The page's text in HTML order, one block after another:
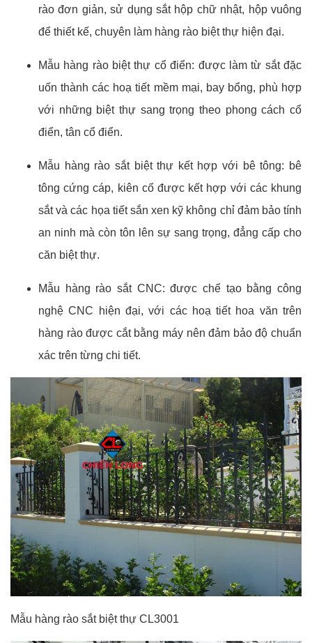
rào đơn giản, sử dụng sắt hộp chữ nhật, hộp vuông
để thiết kế, chuyên làm hàng rào biệt thự hiện đại.
Mẫu hàng rào biệt thự cổ điển: được làm từ sắt đặc
uốn thành các hoạ tiết mềm mại, bay bổng, phù hợp
với những biệt thự sang trọng theo phong cách cổ
điển, tân cổ điển.
Mẫu hàng rào sắt biệt thự kết hợp với bê tông: bê
tông cứng cáp, kiên cố được kết hợp với các khung
sắt và các họa tiết sắn xen kỹ không chỉ đảm bảo tính
an ninh mà còn tôn lên sự sang trọng, đẳng cấp cho
căn biệt thự.
Mẫu hàng rào sắt CNC: được chế tạo bằng công
nghệ CNC hiện đại, với các hoạ tiết hoa văn trên
hàng rào được cắt bằng máy nên đảm bảo độ chuẩn
xác trên từng chi tiết.
Mẫu hàng rào sắt biệt thự CL3001